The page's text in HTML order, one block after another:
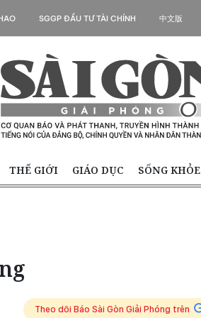
SGGP ĐẦU TƯ TÀI CHÍNH 中文版
THẾ GIỚI GIÁO DỤC SỐNG KHỎE
Theo dõi Báo Sài Gòn Giải Phóng trên